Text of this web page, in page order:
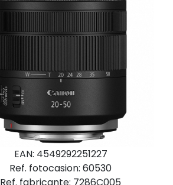
EAN: 4549292251227
Ref. fotocasion: 60530
Ref. fabricante: 7286C005